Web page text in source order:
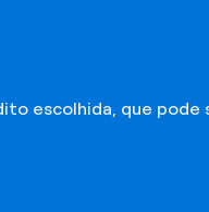
escolhida, que pode